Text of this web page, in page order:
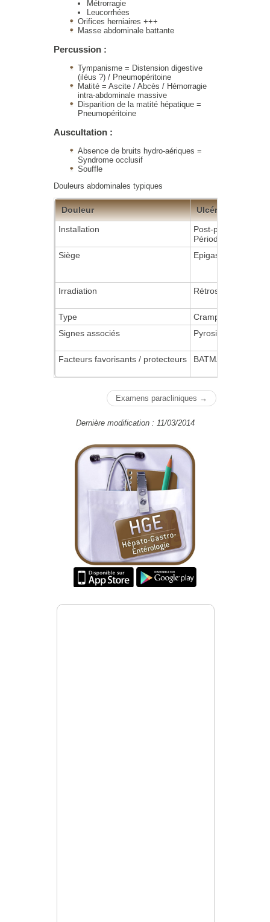
Métrorragie
Leucorrhées
Orifices herniaires +++
Masse abdominale battante
Percussion :
Tympanisme = Distension digestive
(iléus ?) / Pneumopéritoine
Matité = Ascite / Abcès / Hémorragie
intra-abdominale massive
Disparition de la matité hépatique =
Pneumopéritoine
Auscultation :
Absence de bruits hydro-aériques =
Syndrome occlusif
Souffle
Douleurs abdominales typiques
Douleur
Ulcéreuse
Installation
Post-prandial tardif
Périodicité
Siège
Epigastrique
Irradiation Rétrosternale
Type
Crampe
Signes associés
Pyrosis possible
Facteurs favorisants / protecteurs BATMAN VOMIS /
Examens paracliniques →
Dernière modification : 11/03/2014